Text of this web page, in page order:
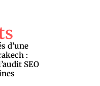
d’une
:
SEO